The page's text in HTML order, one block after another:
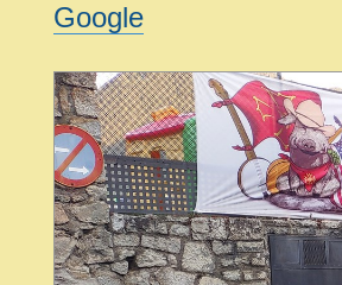
Google